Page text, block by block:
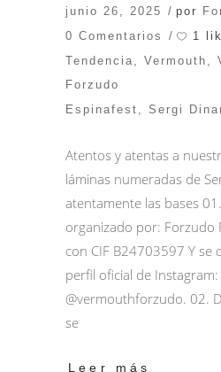
junio 26, 2025 por
0 Comentarios
1
Tendencia
Vermouth
Forzudo
Espinafest , Sergi
Atentos y atentas a
láminas numeradas de
atentamente las bases
organizado por: Forzudo
con CIF B24703597 Y se
perfil oficial de Instagram:
@vermouthforzudo. 02.
se
Leer más